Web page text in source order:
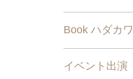
Book ハダカワ
イベント出演